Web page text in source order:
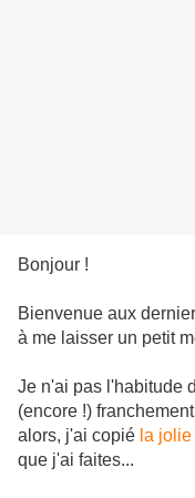
Bonjour !
Bienvenue aux
à me laisser un petit
Je n'ai pas l'habitude
(encore !)
alors, j'ai copié la
que j'ai faites...